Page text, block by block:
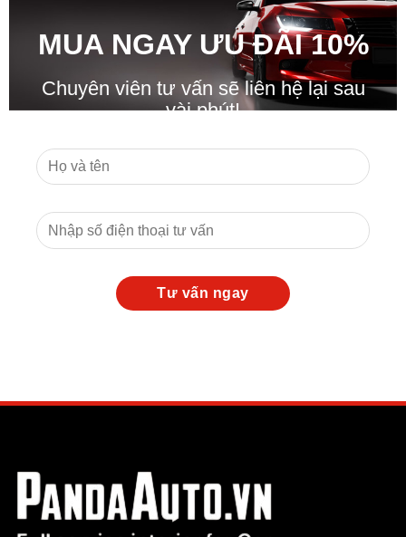
MUA NGAY ƯU ĐÃI10%
Chuyên viên tư vấn sẽ liên hệ lại sau
vài phút!